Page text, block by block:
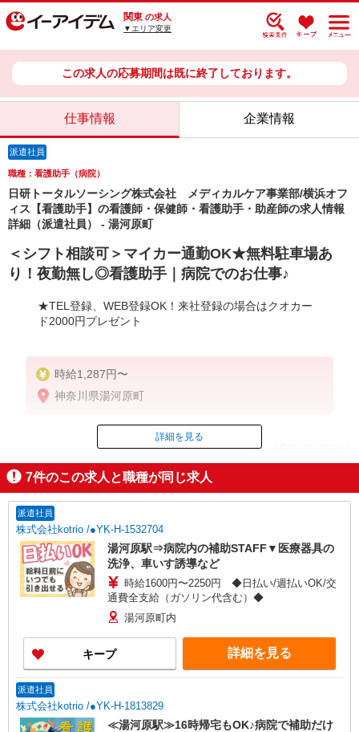
関東 の求人
▼エリア変更
この求人の応募期間は既に終了しております。
仕事情報 企業情報
派遣社員
職種：看護助手（病院）
日研トータルソーシング株式会社 メディカルケア事業部/横浜オフ
ィス【看護助手】の看護師・保健師・看護助手・助産師の求人情報
詳細（派遣社員） - 湯河原町
＜シフト相談可＞マイカー通勤OK★無料駐車場あ
り！夜勤無し◎看護助手｜病院でのお仕事♪
★TEL登録、WEB登録OK！来社登録の場合はクオカー
ド2000円プレゼント
時給1,287円〜
神奈川県湯河原町
ID：AE0625535834
掲載期間終了
詳細を見る
7件のこの求人と職種が同じ求人
派遣社員
株式会社kotrio /●YK-H-1532704
湯河原駅⇒病院内の補助STAFF▼医療器具の
洗浄、車いす誘導など
時給1600円〜2250円 ◆日払い/週払いOK/交
通費全支給（ガソリン代含む）◆
湯河原町内
キープ 詳細を見る
派遣社員
株式会社kotrio /●YK-H-1813829
≪湯河原駅≫16時帰宅もOK♪病院で補助だけ